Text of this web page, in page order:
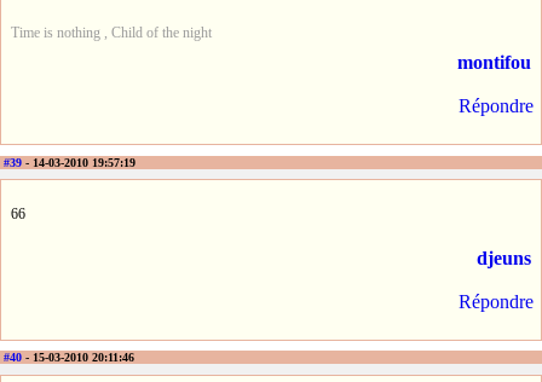
Time is nothing , Child of the night
montifou
Répondre
#39 - 14-03-2010 19:57:19
66
djeuns
Répondre
#40 - 15-03-2010 20:11:46